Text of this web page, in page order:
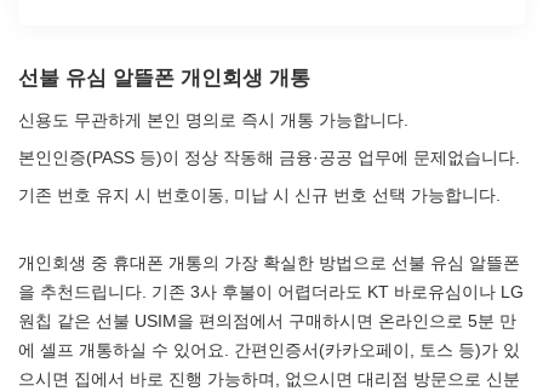
선불 유심 알뜰폰 개인회생 개통
신용도 무관하게 본인 명의로 즉시 개통 가능합니다.
본인인증(PASS 등)이 정상 작동해 금융·공공 업무에 문제없습니다.
기존 번호 유지 시 번호이동, 미납 시 신규 번호 선택 가능합니다.
개인회생 중 휴대폰 개통의 가장 확실한 방법으로 선불 유심 알뜰폰
을 추천드립니다. 기존 3사 후불이 어렵더라도 KT 바로유심이나 LG
원칩 같은 선불 USIM을 편의점에서 구매하시면 온라인으로 5분 만
에 셀프 개통하실 수 있어요. 간편인증서(카카오페이, 토스 등)가 있
으시면 집에서 바로 진행 가능하며, 없으시면 대리점 방문으로 신분